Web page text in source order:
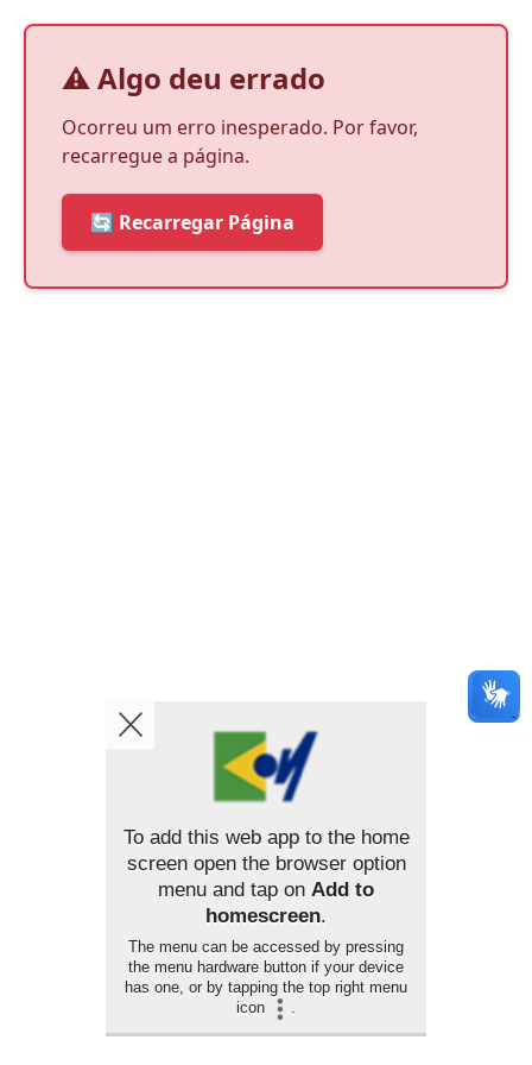
⚠️ Algo deu errado
Ocorreu um erro inesperado. Por favor,
recarregue a página.
🔄 Recarregar Página
To add this web app to the home
screen open the browser option
menu and tap on Add to
homescreen.
The menu can be accessed by pressing
the menu hardware button if your device
has one, or by tapping the top right menu
icon
.